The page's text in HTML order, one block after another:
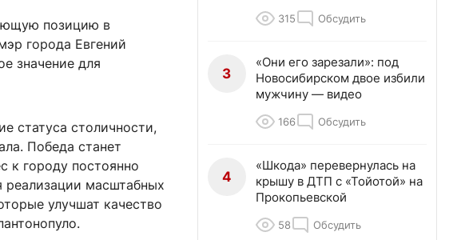
позицию в
города Евгений
значение для
статуса столичности,
Победа станет
к городу постоянно
реализации масштабных
улучшат качество
315 Обсудить
3
«Они его зарезали»: под
Новосибирском двое избили
мужчину — видео
166 Обсудить
4
«Шкода» перевернулась на
крышу в ДТП с «Тойотой» на
Прокопьевской
58 Обсудить